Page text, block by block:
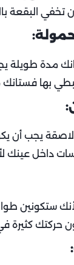
البقعة
مدة طويلة
بها فستانك
يجب أن
داخل
لأنك ستكونين
حركتك كثيرة